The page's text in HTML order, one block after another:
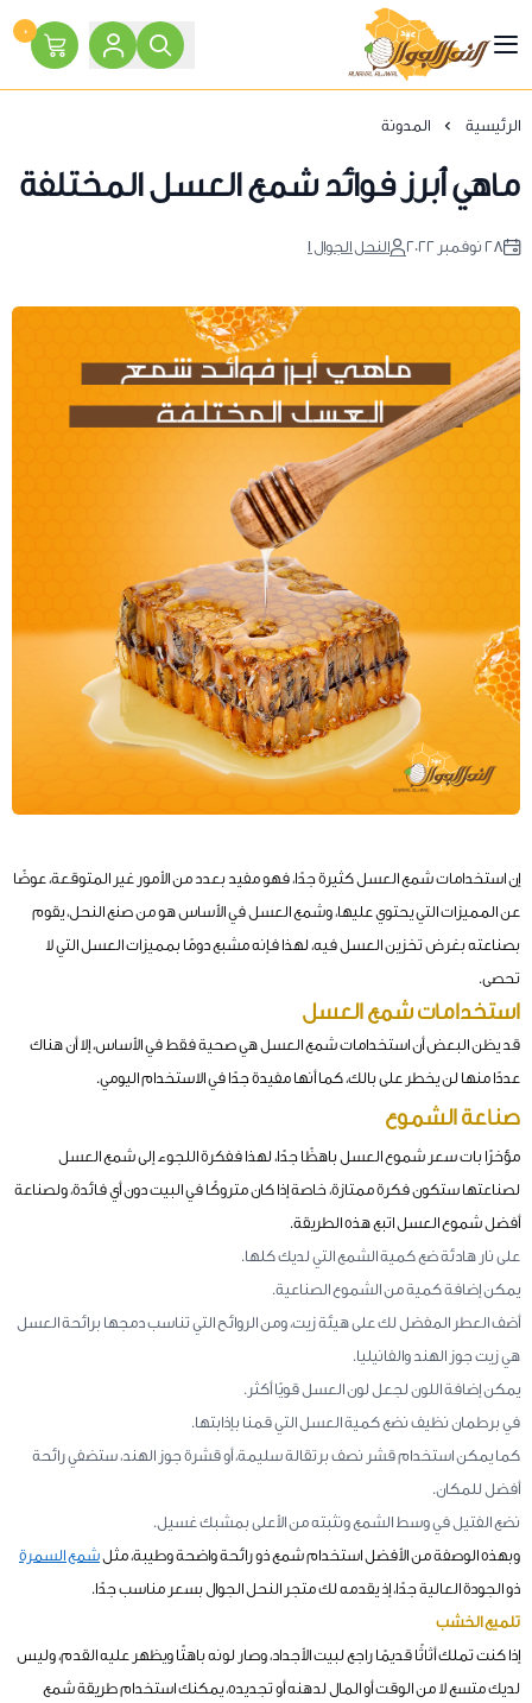
النحل الجوال
٠
الرئيسية المدونة
ماهي أبرز فوائد شمع العسل المختلفة
٢٨ نوفمبر ٢٠٢٢ النحل الجوال 1
إن استخدامات شمع العسلكثيرة جدًا، فهو مفيد بعدد من الأمور غير المتوقعة، عوضًا
عن المميزات التي يحتوي عليها، وشمع العسل في الأساس هو من صنع النحل، يقوم
بصناعته بغرض تخزين العسل فيه، لهذا فإنه مشبع دومًا بمميزات العسل التي لا
تحصى.
استخدامات شمع العسل
قد يظن البعض أن استخدامات شمع العسل هي صحية فقط في الأساس، إلا أن هناك
عددًا منها لن يخطر على بالك، كما أنها مفيدة جدًا في الاستخدام اليومي.
صناعة الشموع
مؤخرًا بات سعر شموع العسل باهظًا جدًا، لهذا ففكرة اللجوء إلى شمع العسل
لصناعتها ستكون فكرة ممتازة، خاصة إذا كان متروكًا في البيت دون أي فائدة، ولصناعة
أفضل شموع العسل اتبع هذه الطريقة.
على نار هادئة ضع كمية الشمع التي لديك كلها.
يمكن إضافة كمية من الشموع الصناعية.
أضف العطر المفضل لك على هيئة زيت، ومن الروائح التي تناسب دمجها برائحة العسل
هي زيت جوز الهند والفانيليا.
يمكن إضافة اللون لجعل لون العسل قويًا أكثر.
في برطمان نظيف نضع كمية العسل التي قمنا بإذابتها.
كما يمكن استخدام قشر نصف برتقالة سليمة، أو قشرة جوز الهند، ستضفي رائحة
أفضل للمكان.
نضع الفتيل في وسط الشمع ونثبته من الأعلى بمشبك غسيل.
وبهذه الوصفة من الأفضل استخدام شمع ذو رائحة واضحة وطيبة، مثلشمع السمرة
ذو الجودة العالية جدًا، إذ يقدمه لك متجر النحل الجوال بسعر مناسب جدًا.
تلميع الخشب
إذا كنت تملك أثاثًا قديمًا راجع لبيت الأجداد، وصار لونه باهتًا ويظهر عليه القدم، وليس
لديك متسع لا من الوقت أو المال لدهنه أو تجديده، يمكنك استخدام طريقة شمع